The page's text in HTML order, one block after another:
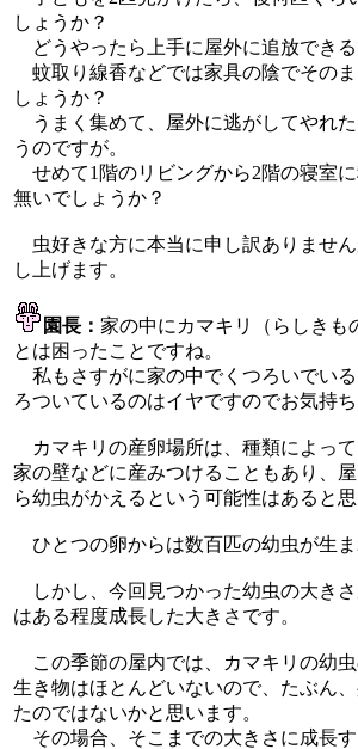
しょうか？
どうやったら上手に屋外に追放できる
蚊取り線香などでは家具の陰でその
しょうか？
うまく集めて、屋外に逃がしてやれ
うのですが。
せめて1階のリビングから2階の寝室
無いでしょうか？
虫好きな方に本当に申し訳ありませ
し上げます。
園長： 家の中にカマキリ（らしきも
とは困ったことですね。
私もさすがに家の中でくつろいでいる
ろついているのはイヤですのでお気持ち
カマキリの産卵場所は、種類によって
家の壁などに産みつけることもあり、
ら幼虫がかえるという可能性はあると思
ひとつの卵からは数百匹の幼虫が生ま
しかし、今回見つかった幼虫の大きさ
はある程度成長した大きさです。
この季節の屋内では、カマキリの幼
生き物はほとんどいないので、たぶん
たのではないかと思います。
その場合、そこまでの大きさに成長